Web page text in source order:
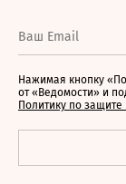
Нажимая кнопку
от «Ведомости» и
Политику по